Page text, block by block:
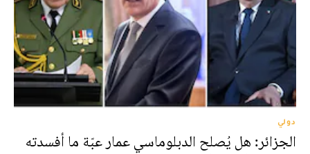
دولي
الجزائر: هل يُصلح الدبلوماسي عمار عبّة ما أفسدته